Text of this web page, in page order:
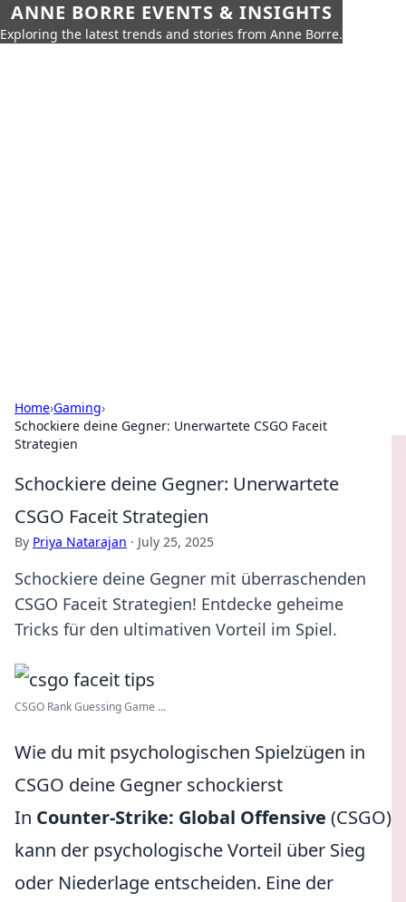
ANNE BORRE EVENTS & INSIGHTS
Exploring the latest trends and stories from Anne Borre.
Home›Gaming›
Schockiere deine Gegner: Unerwartete CSGO Faceit
Strategien
Schockiere deine Gegner: Unerwartete
CSGO Faceit Strategien
By Priya Natarajan · July 25, 2025
Schockiere deine Gegner mit überraschenden
CSGO Faceit Strategien! Entdecke geheime
Tricks für den ultimativen Vorteil im Spiel.
CSGO Rank Guessing Game ...
Wie du mit psychologischen Spielzügen in
CSGO deine Gegner schockierst
In Counter-Strike: Global Offensive (CSGO)
kann der psychologische Vorteil über Sieg
oder Niederlage entscheiden. Eine der